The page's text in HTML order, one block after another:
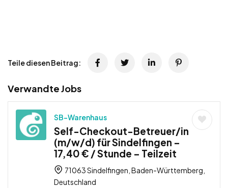
Teile diesen Beitrag:
Verwandte Jobs
SB-Warenhaus
Self-Checkout-Betreuer/in
(m/w/d) für Sindelfingen –
17,40 € / Stunde – Teilzeit
71063 Sindelfingen, Baden-Württemberg,
Deutschland